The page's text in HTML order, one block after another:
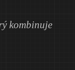
kombinuje